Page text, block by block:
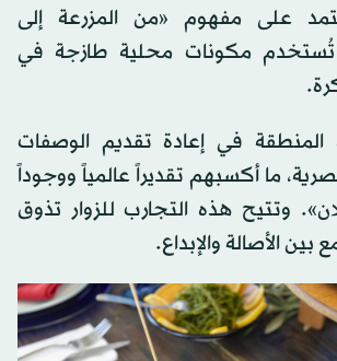
على مفهوم «من المزرعة إلى
تُستخدم مكونات محلية طازجة في
في إعادة تقديم الوصفات
ما أكسبهم تقديراً عالمياً ووجوداً
وتتيح هذه التجارب للزوار تذوق
الأصالة والإبداع.